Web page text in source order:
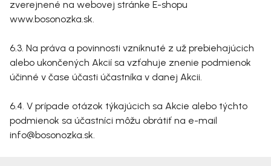
zverejnené na webovej stránke E-shopu
www.bosonozka.sk.
6.3. Na práva a povinnosti vzniknuté z už prebiehajúcich
alebo ukončených Akcií sa vzťahuje znenie podmienok
účinné v čase účasti účastníka v danej Akcii.
6.4. V prípade otázok týkajúcich sa Akcie alebo týchto
podmienok sa účastníci môžu obrátiť na e-mail
info@bosonozka.sk.